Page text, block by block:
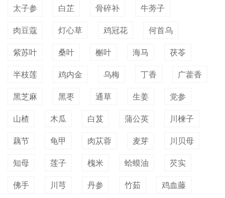
太子参
白芷 骨碎补
牛蒡子
肉豆蔻
灯心草 鸡冠花
何首乌
紫苏叶
桑叶 槲叶 海马
茯苓
半枝莲
鸡内金 乌梅 丁香
广藿香
黑芝麻
黑枣 通草 生姜
党参
山楂
木瓜 白芨 蒲公英
川楝子
藕节
龟甲 肉苁蓉 麦芽
川贝母
知母
莲子 槐米 蛤蟆油
芡实
佛手
川芎 丹参 竹茹
鸡血藤